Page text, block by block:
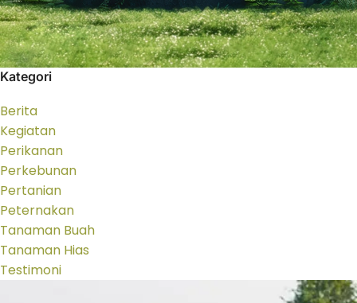
Kategori
Berita
Kegiatan
Perikanan
Perkebunan
Pertanian
Peternakan
Tanaman Buah
Tanaman Hias
Testimoni